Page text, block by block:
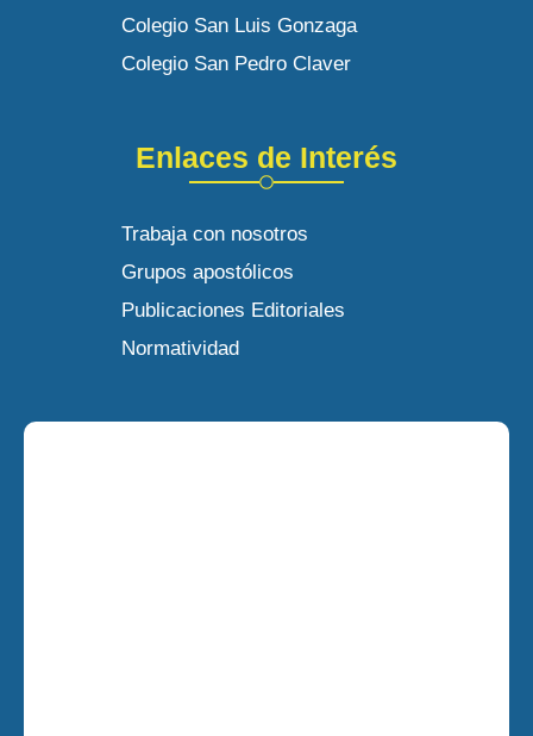
Colegio San Luis Gonzaga
Colegio San Pedro Claver
Enlaces de Interés
Trabaja con nosotros
Grupos apostólicos
Publicaciones Editoriales
Normatividad